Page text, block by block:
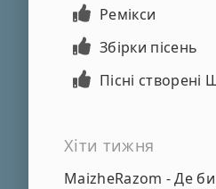
Ремікси
Збірки пісень
Пісні створені
Хіти тижня